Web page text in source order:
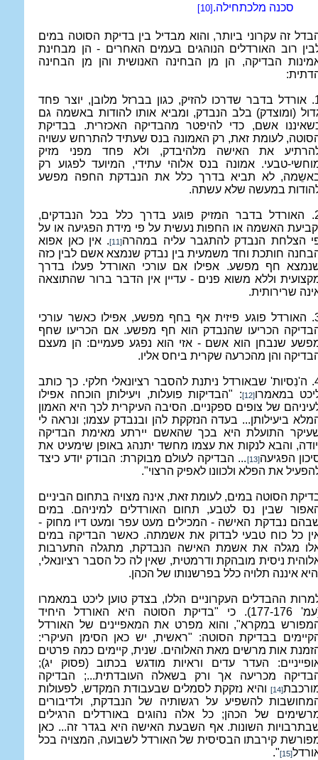
סכנה מלכתחילה. [10]
זה עקרוני ביותר, והוא מבדיל בין בדיקת הסוטה במים
רוב האורדלים הנוהגים בעמים האחרים - הן מבחינת
הבדיקה, הן מן הבחינה האנושית והן מן הבחינה
1. אורדל בדבר שדרכו להזיק, כגון בברזל מלובן, יוצר פחד
(ומוצדק) בלב הנבדק, ומביא אותו להודות באשמה גם
אשם, כדי להיפטר מהבדיקה האכזרית. בבדיקת
לעומת זאת, רק האמונה בנס שעתיד להתרחש עשויה
את האישה מלהיבדק, ולא פחד מפני מזיק
טבעי. אמונה בנס אלוהי עתידי, המיועד לפגוע רק
לא תביא בדרך כלל את הנבדקת החפה מפשע
במעשה שלא עשתה.
2. האורדל בדבר המזיק פוגע בדרך כלל בכל הנבדקים,
האשמה או החפות נעשית על פי מידת הפגיעה או על
הצלחת הנבדק להתגבר עליה במהרה[11]. אין כאן אפוא
חותכת וחד משמעית בין נבדק שנמצא אשם לבין כזה
חף מפשע. אפילו אם עורכי האורדל פעלו בדרך
וללא משוא פנים - עדיין אין הדבר ברור שהתוצאה
שרירותית.
3. האורדל פוגע פיזית אף בחף מפשע, אפילו כאשר עורכי
הכריעו שהנבדק הוא חף מפשע. אם הכריעו שחף
שנבחן הוא אשם - אזי הוא נפגע פעמיים: הן מעצם
והן מהכרעה שקרית ביחס אליו.
4. ה'נִסיות' שבאורדל ניתנת להסבר רציונאלי חלקי. כך כותב
במאמרו[12]: "הבדיקות פועלות, ויעילותן הוכחה אפילו
של צופים ספקניים. הסיבה העיקרית לכך היא האמון
ביעילותן... בעדה הנזקקת להן ובנבדק עצמו; ונראה לי
התועלת היא בכך שהאשם יירתע מאימת הבדיקה
והבא לנקות את עצמו מחשד יתנהג באופן שימעיט את
הפגיעה[13] ... הבדיקה לעולם מבוקרת: הבודק יודע כיצד
את הפלא ולכוונו לאפיק הרצוי".
הסוטה במים, לעומת זאת, אינה מצויה בתחום הביניים
שבין נס לטבע, תחום האורדלים למיניהם. במים
נבדקת האישה - המכילים מעט עפר ומעט דיו מחוק -
כל כוח טבעי לבדוק את אשמתה. כאשר הבדיקה במים
מגלה את אשמת האישה הנבדקת, מתגלה התערבות
ניסית מובהקת ודרמטית, שאין לה כל הסבר רציונאלי,
איננה תלויה כלל בפרשנותו של הכהן.
ההבדלים העקרוניים הללו, בצדק טוען ליכט במאמרו
177-176).
כי "בדיקת הסוטה היא האורדל היחיד
במקרא", והוא מפרט את המאפיינים של האורדל
בבדיקת הסוטה: "ראשית, יש כאן הסימן העיקרי:
אות מרשים מאת האלוהים. שנית, קיימים כמה פרטים
העדר עדים וראיות מודגש בכתוב (פסוק יג);
מכריעה אך ורק בשאלה העובדתית...; הבדיקה
[14] והיא נזקקת לסמלים שבעבודת המקדש, לפעולות
להשפיע על רגשותיה של הנבדקת, ולדיבורים
של הכהן; כל אלה נהוגים באורדלים הרגילים
השונות. אף השבעת האישה היא בגדר זה... כאן
קירבתו הבסיסית של האורדל לשבועה, המצויה בכל
[15]
".